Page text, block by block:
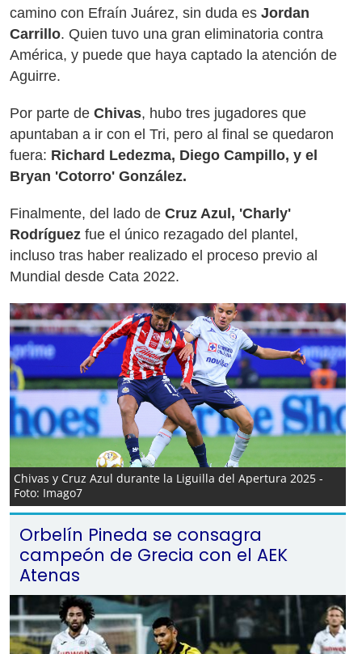
camino con Efraín Juárez, sin duda es Jordan
Carrillo. Quien tuvo una gran eliminatoria contra
América, y puede que haya captado la atención de
Aguirre.
Por parte de Chivas, hubo tres jugadores que
apuntaban a ir con el Tri, pero al final se quedaron
fuera: Richard Ledezma, Diego Campillo, y el
Bryan 'Cotorro' González.
Finalmente, del lado de Cruz Azul, 'Charly'
Rodríguez fue el único rezagado del plantel,
incluso tras haber realizado el proceso previo al
Mundial desde Cata 2022.
Chivas y Cruz Azul durante la Liguilla del Apertura 2025 -
Foto: Imago7
Orbelín Pineda se consagra
campeón de Grecia con el AEK
Atenas